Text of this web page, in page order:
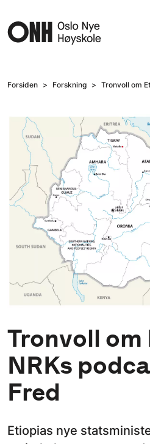
Forsiden Forskning Tronvoll om
Tronvoll
NRKs
Fred
Etiopias nye